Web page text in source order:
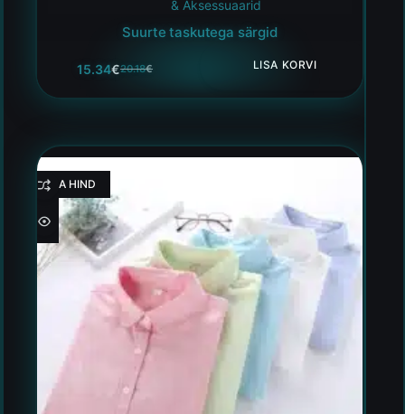
& Aksessuaarid
Suurte taskutega särgid
20.18€
15.34€ LISA KORVI
HEA HIND